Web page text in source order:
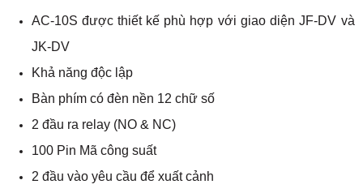
AC-10S được thiết kế phù hợp với giao diện JF-DV và
JK-DV
Khả năng độc lập
Bàn phím có đèn nền 12 chữ số
2 đầu ra relay (NO & NC)
100 Pin Mã công suất
2 đầu vào yêu cầu để xuất cảnh